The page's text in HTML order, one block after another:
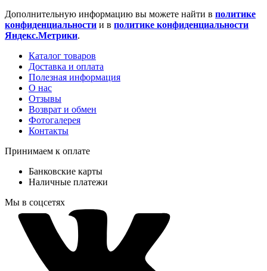
Дополнительную информацию вы можете найти в политике
конфиденциальности и в политике конфиденциальности
Яндекс.Метрики.
Каталог товаров
Доставка и оплата
Полезная информация
О нас
Отзывы
Возврат и обмен
Фотогалерея
Контакты
Принимаем к оплате
Банковские карты
Наличные платежи
Мы в соцсетях